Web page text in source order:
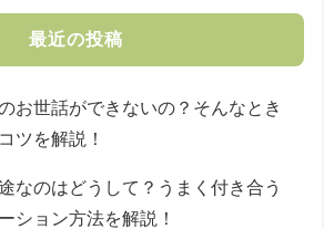
最近の投稿
お世話ができないの？そんなとき
ツを解説！
なのはどうして？うまく付き合う
ション方法を解説！